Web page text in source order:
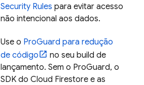
Security Rules para evitar acesso
não intencional aos dados.
Use o ProGuard para redução
de código
no seu build de
lançamento. Sem o ProGuard, o
SDK do Cloud Firestore e as